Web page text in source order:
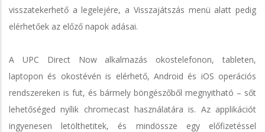
visszatekerhető a legelejére, a Visszajátszás menü alatt pedig
elérhetőek az előző napok adásai.
A UPC Direct Now alkalmazás okostelefonon, tableten,
laptopon és okostévén is elérhető, Android és iOS operációs
rendszereken is fut, és bármely böngészőből megnyitható – sőt
lehetőséged nyílik chromecast használatára is. Az applikációt
ingyenesen letölthetitek, és mindössze egy előfizetéssel